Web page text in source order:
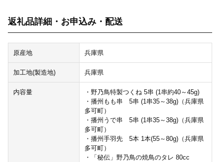
返礼品詳細・お申込み・配送
原産地 兵庫県
加工地(製造地) 兵庫県
内容量
・野乃鳥特製つくね 5串 (1串約40～45g)
・播州もも串 5串 (1串35～38g)（兵庫県
多可町）
・播州うで串 5串 (1串35～38g)（兵庫県
多可町）
・播州手羽先 5本 1本(55～80g)（兵庫県
多可町）
・「秘伝」野乃鳥の焼鳥のタレ 80cc